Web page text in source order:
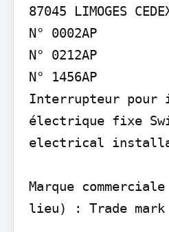
87045 LIMOGES
N° 0002AP
N° 0212AP
N° 1456AP
Interrupteur pour
électrique fixe
electrical
Marque
lieu) : Trade